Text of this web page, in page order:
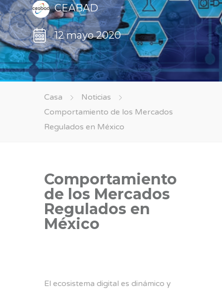
CEABAD
12 mayo 2020
Casa
Noticias
Comportamiento de los Mercados
Regulados en México
Comportamiento
de los Mercados
Regulados en
México
El ecosistema digital es dinámico y